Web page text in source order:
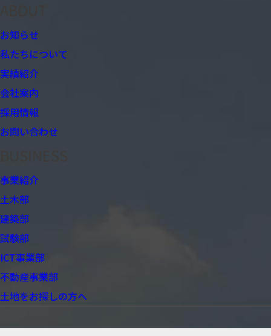
お知らせ
私たちについて
実績紹介
会社案内
採用情報
お問い合わせ
事業紹介
土木部
建築部
試験部
ICT事業部
不動産事業部
土地をお探しの方へ